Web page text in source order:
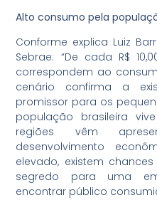
Alto consumo pela
Conforme explica Luiz
Sebrae: “De cada R$
correspondem ao
cenário confirma a
promissor para os
população brasileira
regiões vêm
desenvolvimento
elevado, existem
segredo para uma
encontrar público